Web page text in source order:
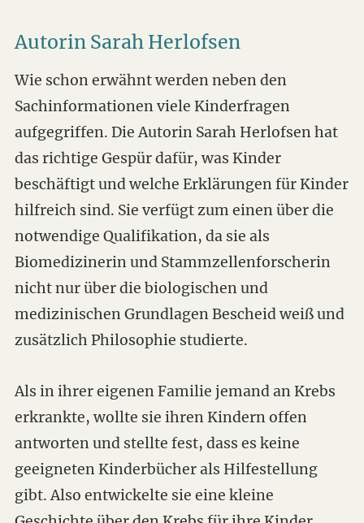
Autorin Sarah Herlofsen
Wie schon erwähnt werden neben den
Sachinformationen viele Kinderfragen
aufgegriffen. Die Autorin Sarah Herlofsen hat
das richtige Gespür dafür, was Kinder
beschäftigt und welche Erklärungen für Kinder
hilfreich sind. Sie verfügt zum einen über die
notwendige Qualifikation, da sie als
Biomedizinerin und Stammzellenforscherin
nicht nur über die biologischen und
medizinischen Grundlagen Bescheid weiß und
zusätzlich Philosophie studierte.
Als in ihrer eigenen Familie jemand an Krebs
erkrankte, wollte sie ihren Kindern offen
antworten und stellte fest, dass es keine
geeigneten Kinderbücher als Hilfestellung
gibt. Also entwickelte sie eine kleine